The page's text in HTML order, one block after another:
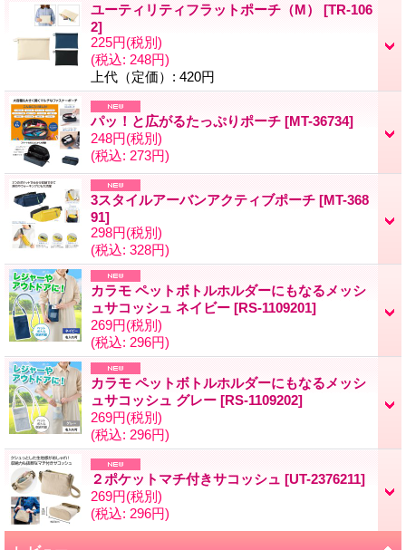
ユーティリティフラットポーチ（M） [TR-106
2]
225円(税別)
(税込: 248円)
上代（定価） : 420円
パッ！と広がるたっぷりポーチ [MT-36734]
248円(税別)
(税込: 273円)
3スタイルアーバンアクティブポーチ [MT-368
91]
298円(税別)
(税込: 328円)
カラモ ペットボトルホルダーにもなるメッシ
ュサコッシュ ネイビー [RS-1109201]
269円(税別)
(税込: 296円)
カラモ ペットボトルホルダーにもなるメッシ
ュサコッシュ グレー [RS-1109202]
269円(税別)
(税込: 296円)
２ポケットマチ付きサコッシュ [UT-2376211]
269円(税別)
(税込: 296円)